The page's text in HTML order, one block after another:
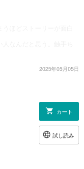
2025年05月05日
カート
試し読み